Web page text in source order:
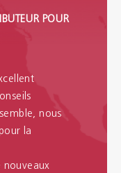
POUR
nous
la
nouveaux